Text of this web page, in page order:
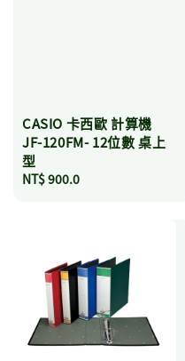
CASIO 卡西歐 計算機
JF-120FM- 12位數 桌上
型
Regular
NT$ 900.0